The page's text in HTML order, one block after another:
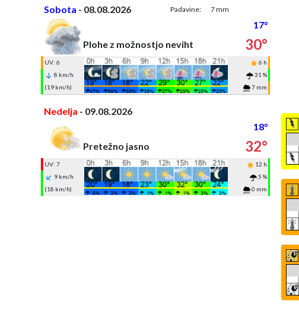
Sobota - 08.08.2026 Padavine: 7 mm
17°
Plohe z možnostjo neviht
30°
UV: 6
6 h
8 km/h
31 %
(19 km/h)
7 mm
Nedelja - 09.08.2026
18°
Pretežno jasno
32°
UV: 7
12 h
9 km/h
5 %
(18 km/h)
0 mm